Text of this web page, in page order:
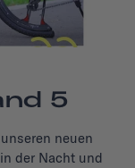
5
neuen
der Nacht und